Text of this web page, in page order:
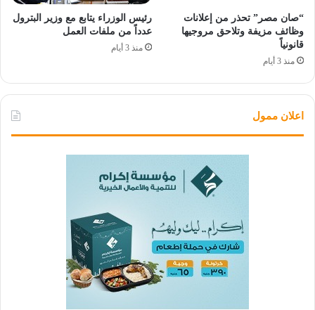
“صان مصر” تحذر من إعلانات
وظائف مزيفة وتلاحق مروجيها
قانونياً
منذ 3 أيام
رئيس الوزراء يتابع مع وزير البترول
عدداً من ملفات العمل
منذ 3 أيام
اعلان ممول